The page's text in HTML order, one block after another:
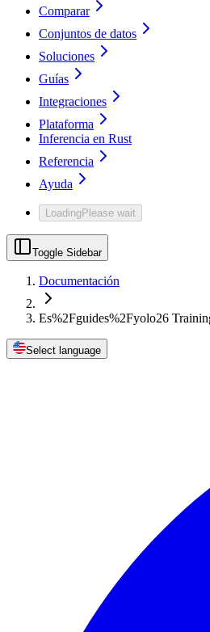
Comparar
Conjuntos de datos
Soluciones
Guías
Integraciones
Plataforma
Inferencia en Rust
Referencia
Ayuda
LoadingPlease wait
Toggle Sidebar
Documentación
Es%2Fguides%2Fyolo26
Select language